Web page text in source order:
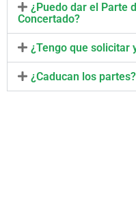
¿Puedo dar el Parte
Concertado?
¿Tengo que solicitar
¿Caducan los